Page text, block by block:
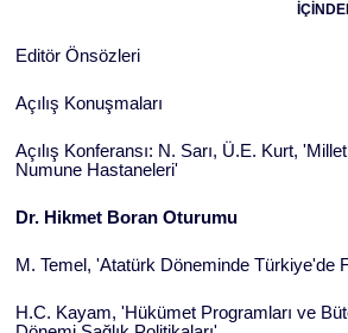
Editör Önsözleri
Açılış Konuşmaları
Açılış Konferansı: N. Sarı, Ü.E. Kurt,
Numune Hastaneleri'
Dr. Hikmet Boran Oturumu
M. Temel, 'Atatürk Döneminde Türkiye'de
H.C. Kayam, 'Hükümet Programları ve